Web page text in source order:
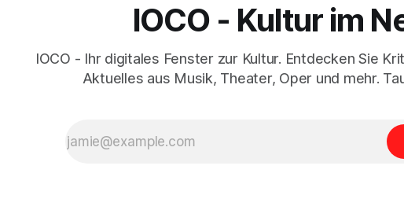
IOCO - Kultur im
IOCO - Ihr digitales Fenster zur Kultur. Entdecken Sie
Aktuelles aus Musik, Theater, Oper und mehr.